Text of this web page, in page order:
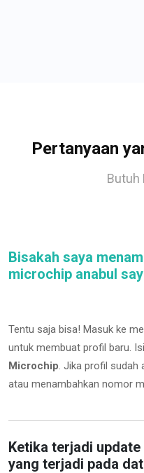
Pertanyaan
Butuh
Bisakah saya
microchip anabul
Tentu saja bisa! Masuk ke
untuk membuat profil baru.
Microchip. Jika profil sudah
atau menambahkan nomor
Ketika terjadi
yang terjadi pada